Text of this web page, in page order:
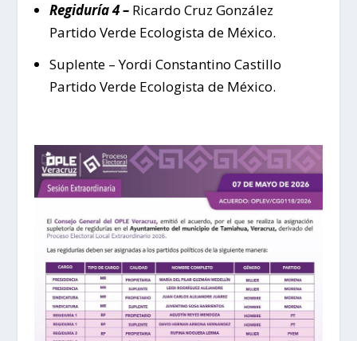
Regiduría 4 –Ricardo Cruz González
Partido Verde Ecologista de México.
Suplente – Yordi Constantino Castillo
Partido Verde Ecologista de México.